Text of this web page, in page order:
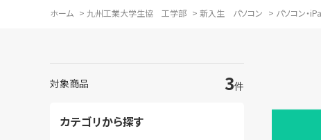
ホーム > 九州工業大学生協 工学部 > 新入生 パソコン > パソコン・
対象商品 3件
カテゴリから探す